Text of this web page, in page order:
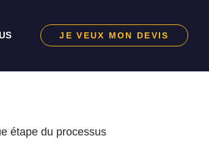
JE VEUX MON DEVIS
étape du processus